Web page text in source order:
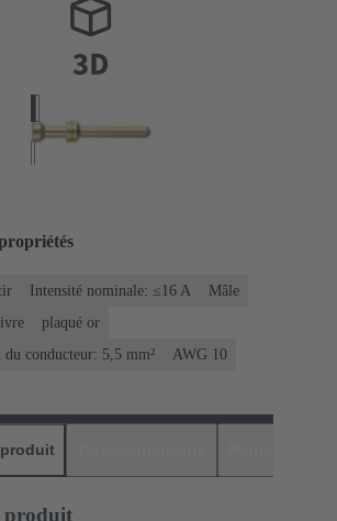
Intensité nominale: ≤16 A
Mâle
plaqué or
conducteur: 5,5 mm²
AWG 10
produit